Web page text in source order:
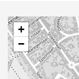
+
−